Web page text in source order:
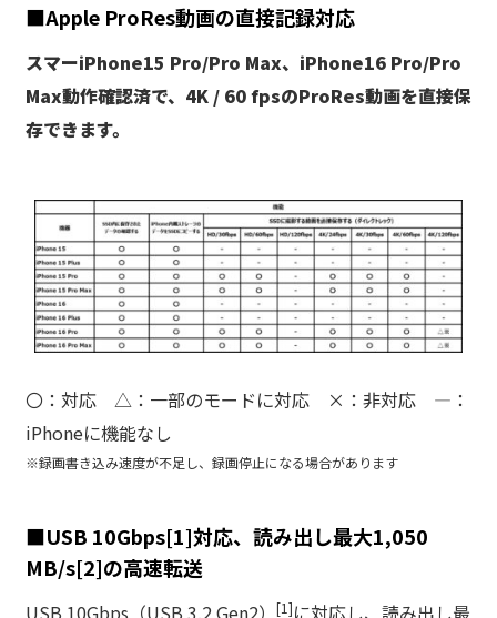
■Apple ProRes動画の直接記録対応
スマーiPhone15 Pro/Pro Max、iPhone16 Pro/Pro
Max動作確認済で、4K / 60 fpsのProRes動画を直接保
存できます。
〇：対応 △：一部のモードに対応 ×：非対応 ―：
iPhoneに機能なし
※録画書き込み速度が不足し、録画停止になる場合があります
■USB 10Gbps[1]対応、読み出し最大1,050
MB/s[2]の高速転送
[1]